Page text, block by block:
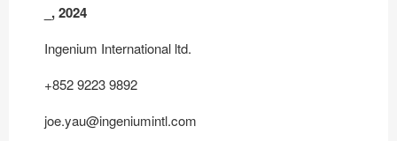
, 2024
Ingenium International ltd.
+852 9223 9892
joe.yau@ingeniumintl.com